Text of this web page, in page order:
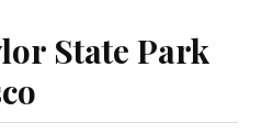
State Park